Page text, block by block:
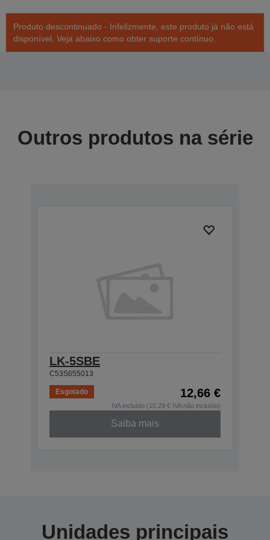
Produto descontinuado - Infelizmente, este produto já não está
disponível. Veja abaixo como obter suporte contínuo.
Outros produtos na série
LK-5SBE
C53S655013
Esgotado 12,66 €
IVA incluído (10,29 € IVA não incluído)
Saiba mais
Unidades principais